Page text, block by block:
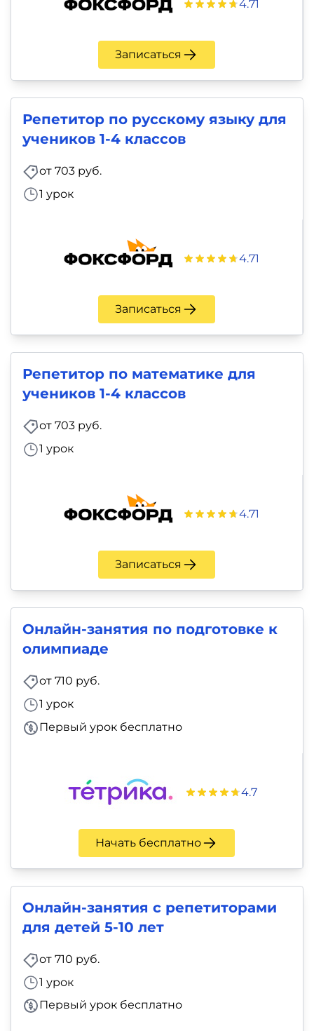
4.71
Записаться
Репетитор по русскому языку для
учеников 1-4 классов
от 703 руб.
1 урок
4.71
Записаться
Репетитор по математике для
учеников 1-4 классов
от 703 руб.
1 урок
4.71
Записаться
Онлайн-занятия по подготовке к
олимпиаде
от 710 руб.
1 урок
Первый урок бесплатно
4.7
Начать бесплатно
Онлайн-занятия с репетиторами
для детей 5-10 лет
от 710 руб.
1 урок
Первый урок бесплатно